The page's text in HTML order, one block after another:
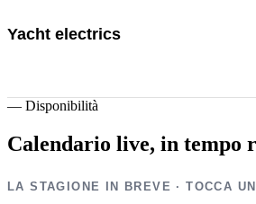
Yacht electrics
— Disponibilità
Calendario live, in tempo
LA STAGIONE IN BREVE · TOCCA